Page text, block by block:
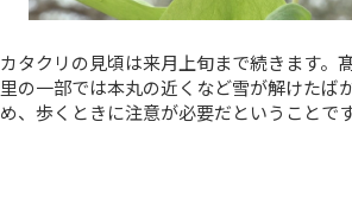
カタクリの見頃は来月上旬まで続きます。
里の一部では本丸の近くなど雪が解けたば
め、歩くときに注意が必要だということです